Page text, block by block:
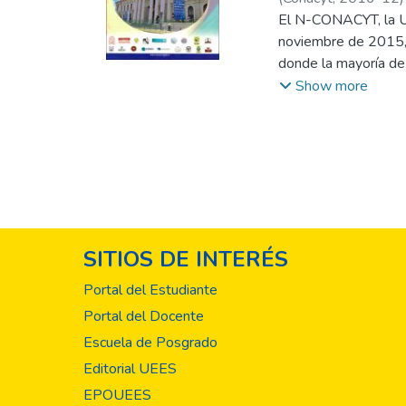
Picardo Joao, Oscar ;
El N-CONACYT, la
noviembre de
donde la mayoría
que la actividad
(21) y en Seguridad
23 de septiembre
Los
premio, con
de: i) Energía, ii)
diferentes áreas
Show more
SITIOS DE INTERÉS
Portal del Estudiante
Portal del Docente
Escuela de Posgrado
Editorial UEES
EPOUEES